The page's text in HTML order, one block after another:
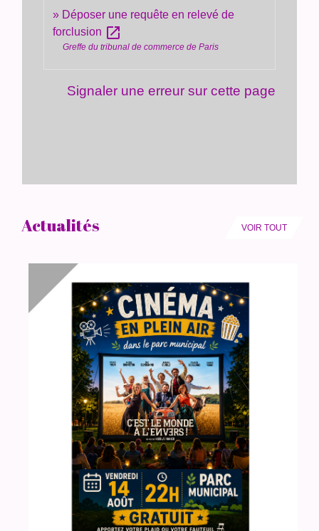
Déposer une requête en relevé de
forclusion open_in_new
Greffe du tribunal de commerce de Paris
Signaler une erreur sur cette page
Actualités VOIR TOUT